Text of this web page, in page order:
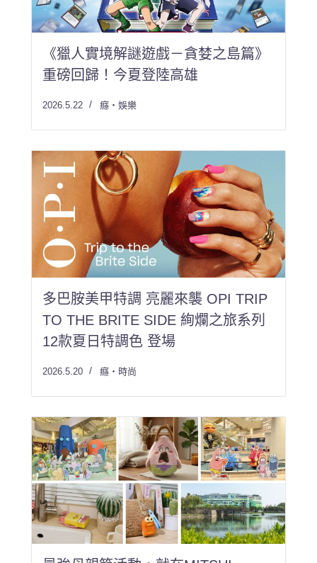
《獵人實境解謎遊戲－貪婪之島篇》
重磅回歸！今夏登陸高雄
2026.5.22 癮・娛樂
多巴胺美甲特調 亮麗來襲 OPI TRIP
TO THE BRITE SIDE 絢爛之旅系列
12款夏日特調色 登場
2026.5.20 癮・時尚